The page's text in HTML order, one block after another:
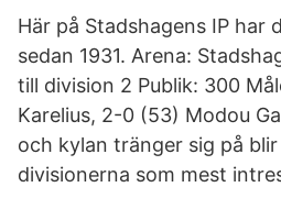
Här på Stadshagens IP har
sedan 1931. Arena:
till division 2 Publik: 300
Karelius, 2-0 (53) Modou
och kylan tränger sig på
divisionerna som mest